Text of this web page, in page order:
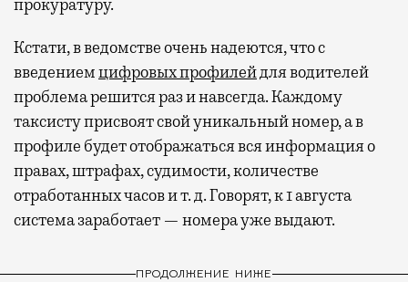
прокуратуру.
Кстати, в ведомстве очень надеются, что с
введениемцифровых профилейдля водителей
проблема решится раз и навсегда. Каждому
таксисту присвоят свой уникальный номер, а в
профиле будет отображаться вся информация о
правах, штрафах, судимости, количестве
отработанных часов и т. д. Говорят, к 1 августа
система заработает — номера уже выдают.
ПРОДОЛЖЕНИЕ НИЖЕ